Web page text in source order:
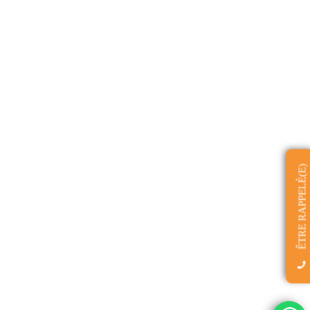
ÊTRE RAPPELÉ(E)